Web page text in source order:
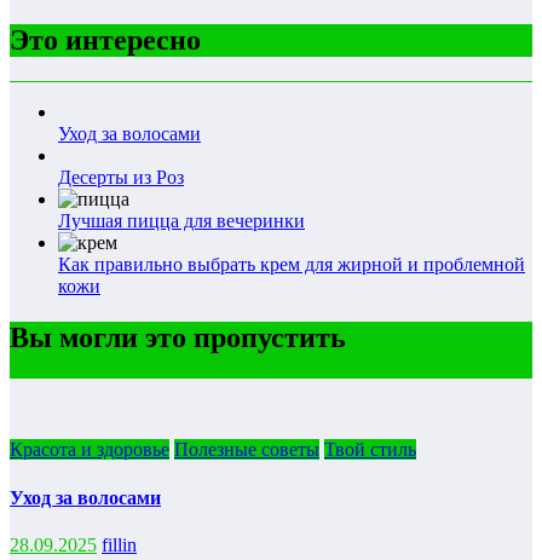
Это интересно
Уход за волосами
Десерты из Роз
Лучшая пицца для вечеринки
Как правильно выбрать крем для жирной и проблемной
кожи
Вы могли это пропустить
Красота и здоровье Полезные советы Твой стиль
Уход за волосами
28.09.2025 fillin